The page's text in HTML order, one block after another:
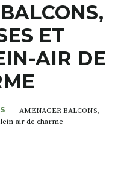
ET
AIR DE
AMENAGER BALCONS,
air de charme